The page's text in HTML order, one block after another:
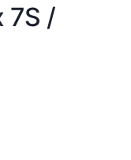
7S /